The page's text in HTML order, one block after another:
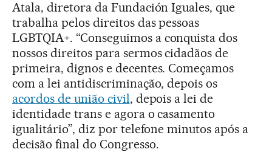
Atala, diretora da Fundación Iguales, que
trabalha pelos direitos das pessoas
LGBTQIA+. “Conseguimos a conquista dos
nossos direitos para sermos cidadãos de
primeira, dignos e decentes. Começamos
com a lei antidiscriminação, depois os
acordos de união civil, depois a lei de
identidade trans e agora o casamento
igualitário”, diz por telefone minutos após a
decisão final do Congresso.